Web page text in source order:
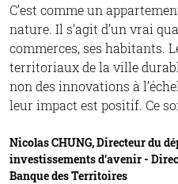
C’est comme un
nature. Il s’agit d’un vrai
commerces, ses habitants.
territoriaux de la ville
non des innovations à
leur impact est positif. Ce
Nicolas CHUNG, Directeur du
investissements d’avenir -
Banque des Territoires